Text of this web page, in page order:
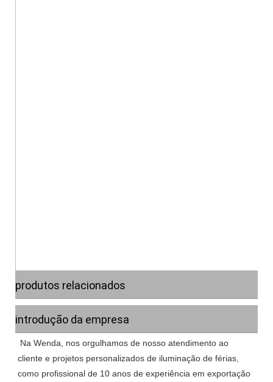
produtos relacionados
introdução da empresa
cliente e projetos personalizados de iluminação de férias,
como profissional de 10 anos de experiência em exportação